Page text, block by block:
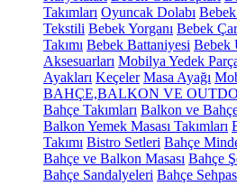
Takımları Oyuncak Dolabı
Tekstili Bebek Yorganı Bebek
Takımı Bebek Battaniyesi Bebek
Aksesuarları Mobilya Yedek
Ayakları Keçeler Masa Ayağı
BAHÇE,BALKON VE
Bahçe Takımları Balkon ve
Balkon Yemek Masası Takımları
Takımı Bistro Setleri Bahçe
Bahçe ve Balkon Masası Bahçe
Bahçe Sandalyeleri Bahçe